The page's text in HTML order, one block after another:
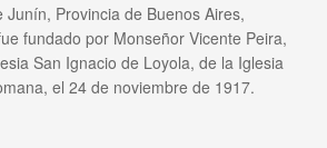
Junín, Provincia de Buenos Aires,
fundado por Monseñor Vicente Peira,
San Ignacio de Loyola, de la Iglesia
el 24 de noviembre de 1917.